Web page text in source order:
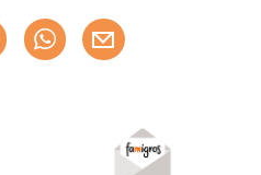
Consiglia ora